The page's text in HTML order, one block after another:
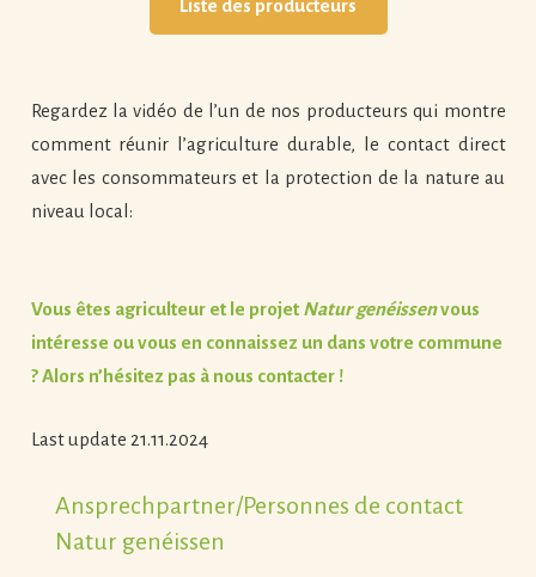
Liste des producteurs
Regardez la vidéo de l’un de nos producteurs qui montre
comment réunir l’agriculture durable, le contact direct
avec les consommateurs et la protection de la nature au
niveau local:
Vous êtes agriculteur et le projetNatur genéissenvous
intéresse ou vous en connaissez un dans votre commune
? Alors n’hésitez pas à nous contacter !
Last update 21.11.2024
Ansprechpartner/Personnes de contact
Natur genéissen